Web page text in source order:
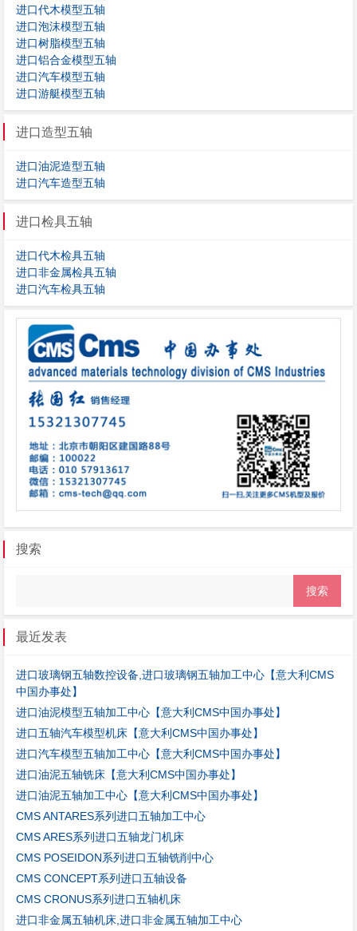
进口代木模型五轴
进口泡沫模型五轴
进口树脂模型五轴
进口铝合金模型五轴
进口汽车模型五轴
进口游艇模型五轴
进口造型五轴
进口油泥造型五轴
进口汽车造型五轴
进口检具五轴
进口代木检具五轴
进口非金属检具五轴
进口汽车检具五轴
搜索
最近发表
进口玻璃钢五轴数控设备,进口玻璃钢五轴加工中心【意大利CMS
中国办事处】
进口油泥模型五轴加工中心【意大利CMS中国办事处】
进口五轴汽车模型机床【意大利CMS中国办事处】
进口汽车模型五轴加工中心【意大利CMS中国办事处】
进口油泥五轴铣床【意大利CMS中国办事处】
进口油泥五轴加工中心【意大利CMS中国办事处】
CMS ANTARES系列进口五轴加工中心
CMS ARES系列进口五轴龙门机床
CMS POSEIDON系列进口五轴铣削中心
CMS CONCEPT系列进口五轴设备
CMS CRONUS系列进口五轴机床
进口非金属五轴机床,进口非金属五轴加工中心